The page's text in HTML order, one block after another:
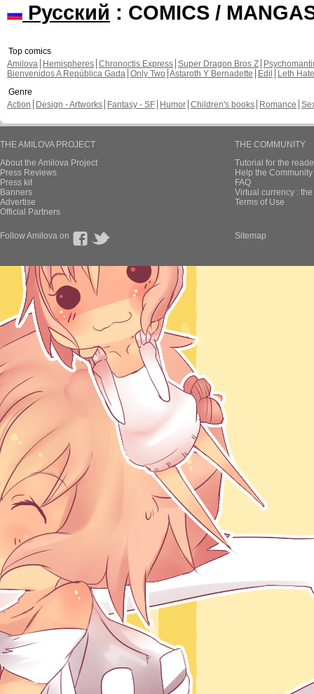
Русский : COMICS /
Top comics
Amilova
Hemispheres Chronoctis Express Super Dragon Bros Z
Bienvenidos A República Gada Only Two Astaroth Y Bernadette Edil
Leth Hate
Genre
Action
Design - Artworks Fantasy - SF Humor Children's books Romance
THE AMILOVA PROJECT
About the Amilova Project
Press Reviews
Press kit
Banners
Advertise
Official Partners
THE COMMUNITY
Tutorial for the
Help the
FAQ
Virtual currency :
Terms of Use
Follow Amilova on Sitemap